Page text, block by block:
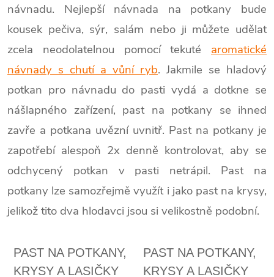
návnadu. Nejlepší návnada na potkany bude
kousek pečiva, sýr, salám nebo ji můžete udělat
zcela neodolatelnou pomocí tekuté aromatické
návnady s chutí a vůní ryb. Jakmile se hladový
potkan pro návnadu do pasti vydá a dotkne se
nášlapného zařízení, past na potkany se ihned
zavře a potkana uvězní uvnitř. Past na potkany je
zapotřebí alespoň 2x denně kontrolovat, aby se
odchycený potkan v pasti netrápil. Past na
potkany lze samozřejmě využít i jako past na krysy,
jelikož tito dva hlodavci jsou si velikostně podobní.